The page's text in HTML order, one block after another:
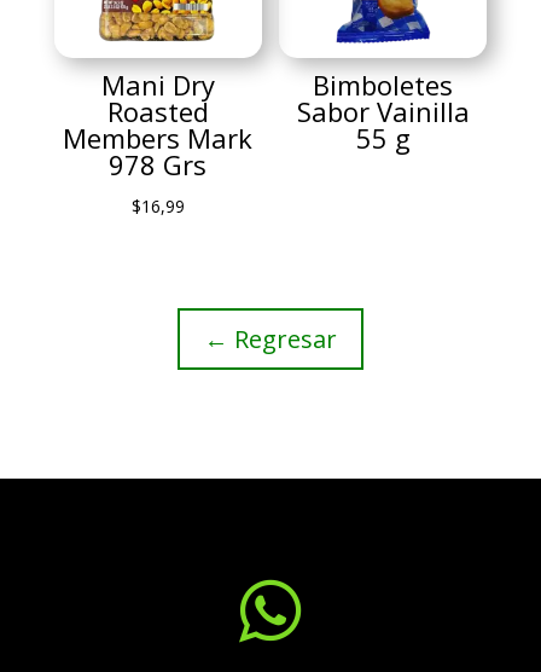
Mani Dry
Roasted
Members Mark
978 Grs
$16,99
Bimboletes
Sabor Vainilla
55 g
← Regresar
